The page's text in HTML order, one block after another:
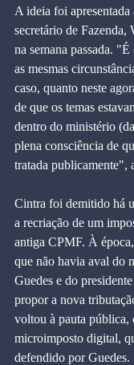
A ideia foi apresentada
secretário de Fazenda,
na semana passada.
as mesmas
caso, quanto neste
de que os temas
dentro do ministério
plena consciência de
tratada publicamente",
Cintra foi demitido há
a recriação de um
antiga CPMF. À
que não havia aval do
Guedes e do
propor a nova
voltou à pauta pública,
microimposto digital,
defendido por Guedes.